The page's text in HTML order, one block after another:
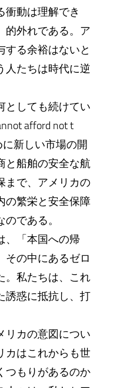
衝動は理解でき
的外れである。ア
する余裕はないと
人たちは時代に逆
としても続けてい
afford not t
新しい市場の開
と船舶の安全な航
まで、アメリカの
の繁栄と安全保障
である。
、「本国への帰
その中にあるゼロ
。私たちは、これ
誘惑に抵抗し、打
リカの意図につい
カはこれからも世
つもりがあるのか